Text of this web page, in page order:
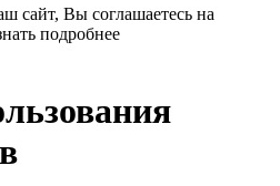
сайт, Вы соглашаетесь на
подробнее